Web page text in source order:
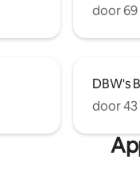
door
DBW's
door